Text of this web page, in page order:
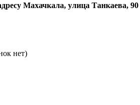
Махачкала, улица Танкаева, 90
нет)